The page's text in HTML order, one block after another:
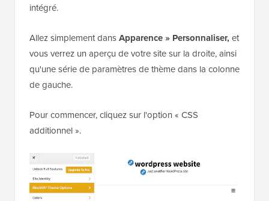
intégré.
Allez simplement dansApparence » Personnaliser,et
vous verrez un aperçu de votre site sur la droite, ainsi
qu'une série de paramètres de thème dans la colonne
de gauche.
Pour commencer, cliquez sur l'option « CSS
additionnel ».